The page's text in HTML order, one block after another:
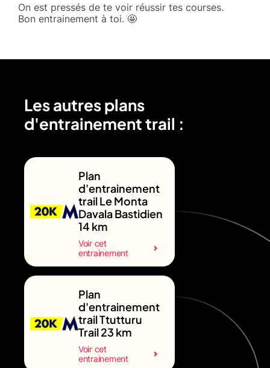
On est pressés de te voir réussir tes courses.
Bon entrainement à toi. 🤩
Les autres plans
d'entrainement trail :
Plan
d'entrainement
trail Le Monta
Davala Bastidien
14 km
Voir cet
entrainement
Plan
d'entrainement
trail Ttutturu
Trail 23 km
Voir cet
entrainement